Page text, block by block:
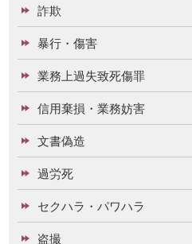
詐欺
暴行・傷害
業務上過失致死傷罪
信用棄損・業務妨害
文書偽造
過労死
セクハラ・パワハラ
盗撮